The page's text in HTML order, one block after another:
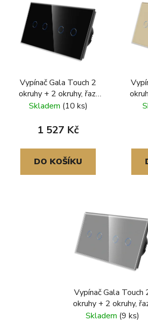
Vypínač Gala Touch 2
okruhy + 2 okruhy, řaz.
č.6+6, skleněný
Skladem (10 ks)
1 527 Kč
DO KOŠÍKU
Vypínač Gala Touch
okruhy + 2 okruhy,
č.6+6, skleněný
Skladem (9 ks)